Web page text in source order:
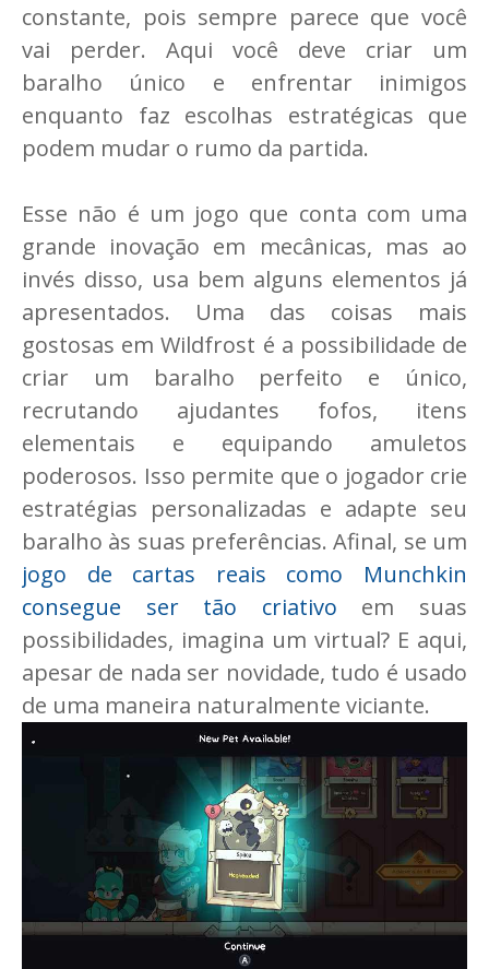
constante, pois sempre parece que você
vai perder. Aqui você deve criar um
baralho único e enfrentar inimigos
enquanto faz escolhas estratégicas que
podem mudar o rumo da partida.
Esse não é um jogo que conta com uma
grande inovação em mecânicas, mas ao
invés disso, usa bem alguns elementos já
apresentados. Uma das coisas mais
gostosas em Wildfrost é a possibilidade de
criar um baralho perfeito e único,
recrutando ajudantes fofos, itens
elementais e equipando amuletos
poderosos. Isso permite que o jogador crie
estratégias personalizadas e adapte seu
baralho às suas preferências. Afinal, se um
jogo de cartas reais como Munchkin
consegue ser tão criativo em suas
possibilidades, imagina um virtual? E aqui,
apesar de nada ser novidade, tudo é usado
de uma maneira naturalmente viciante.